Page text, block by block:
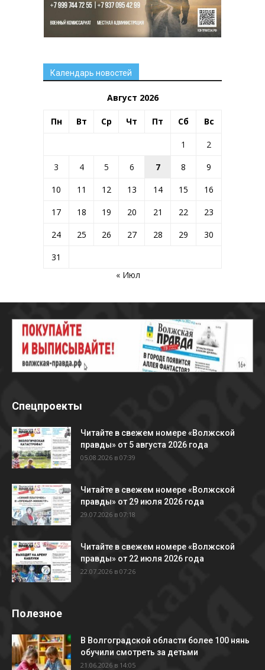
Календарь новостей
Август 2026
Пн Вт Ср Чт Пт Сб Вс
1
2
3
4 5 6 7 8
9
10
11 12 13 14 15
16
17
18 19 20 21 22
23
24
25 26 27 28 29
30
31
« Июл
Спецпроекты
Читайте в свежем номере «Волжской
правды» от 5 августа 2026 года
05.08.2026 в 07:39
Читайте в свежем номере «Волжской
правды» от 29 июля 2026 года
29.07.2026 в 07:18
Читайте в свежем номере «Волжской
правды» от 22 июля 2026 года
22.07.2026 в 07:26
Полезное
В Волгоградской области более 100 нянь
обучили смотреть за детьми
21.06.2026 в 14:05